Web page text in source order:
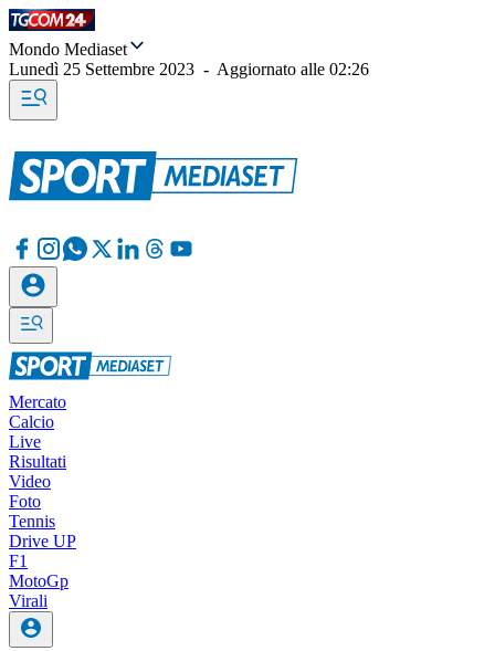
Mondo Mediaset
Lunedì 25 Settembre 2023 - Aggiornato alle 02:26
Mercato
Calcio
Live
Risultati
Video
Foto
Tennis
Drive UP
F1
MotoGp
Virali